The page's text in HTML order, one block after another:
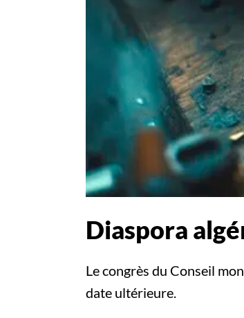
Diaspora
Le congrès du Conseil
date ultérieure.